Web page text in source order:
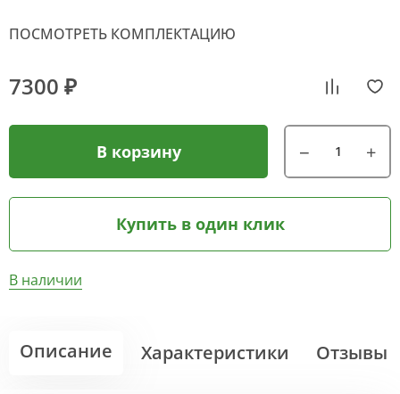
ПОСМОТРЕТЬ КОМПЛЕКТАЦИЮ
7300 ₽
В корзину
Купить в один клик
В наличии
Описание Характеристики Отзывы